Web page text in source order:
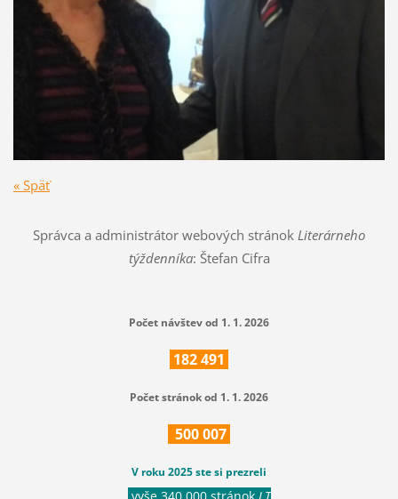
« Späť
Správca a administrátor webových stránok Literárneho
týždenníka: Štefan Cifra
Počet návštev od 1. 1. 2026
182491
Počet stránok od 1. 1. 2026
500007
V roku 2025 ste si prezreli